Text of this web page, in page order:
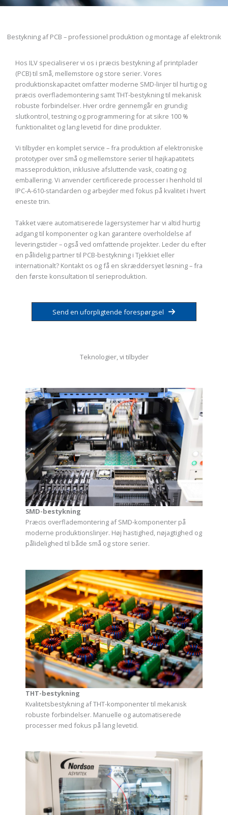
Bestykning af PCB – professionel produktion og montage af elektronik
Hos ILV specialiserer vi os i præcis bestykning af printplader
(PCB) til små, mellemstore og store serier. Vores
produktionskapacitet omfatter moderne SMD-linjer til hurtig og
præcis overflademontering samt THT-bestykning til mekanisk
robuste forbindelser. Hver ordre gennemgår en grundig
slutkontrol, testning og programmering for at sikre 100 %
funktionalitet og lang levetid for dine produkter.
Vi tilbyder en komplet service – fra produktion af elektroniske
prototyper over små og mellemstore serier til højkapatitets
masseproduktion, inklusive afsluttende vask, coating og
emballering. Vi anvender certificerede processer i henhold til
IPC-A-610-standarden og arbejder med fokus på kvalitet i hvert
eneste trin.
Takket være automatiserede lagersystemer har vi altid hurtig
adgang til komponenter og kan garantere overholdelse af
leveringstider – også ved omfattende projekter. Leder du efter
en pålidelig partner til PCB-bestykning i Tjekkiet eller
internationalt? Kontakt os og få en skræddersyet løsning – fra
den første konsultation til serieproduktion.
Send en uforpligtende forespørgsel
Teknologier, vi tilbyder
SMD-bestykning
Præcis overflademontering af SMD-komponenter på
moderne produktionslinjer. Høj hastighed, nøjagtighed og
pålidelighed til både små og store serier.
THT-bestykning
Kvalitetsbestykning af THT-komponenter til mekanisk
robuste forbindelser. Manuelle og automatiserede
processer med fokus på lang levetid.